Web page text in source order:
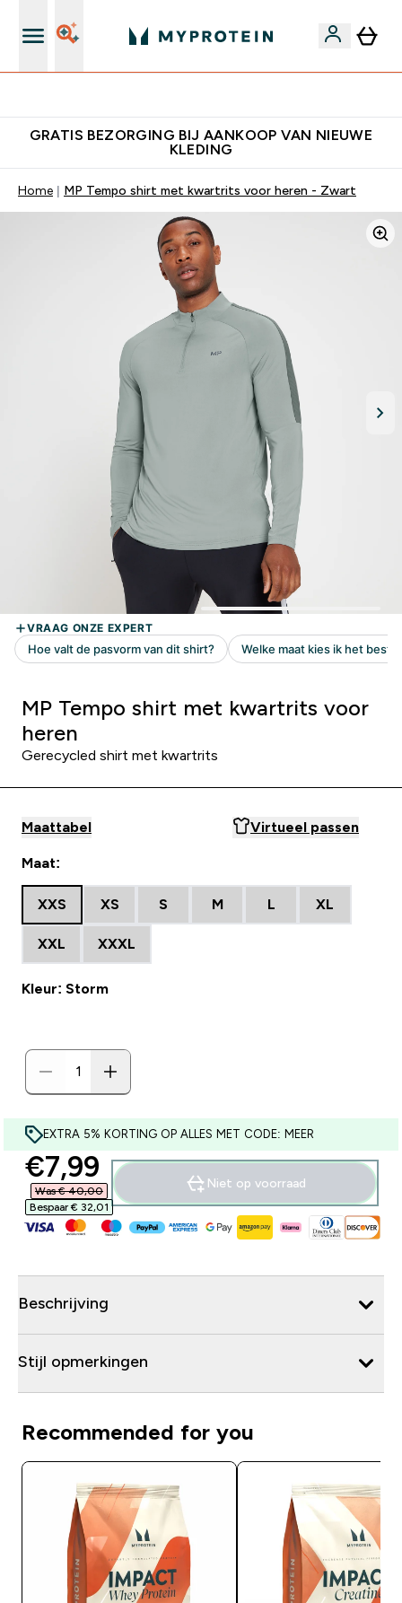
GRATIS BEZORGING BIJ AANKOOP VAN NIEUWE
KLEDING
Home MP Tempo shirt met kwartrits voor heren - Zwart
MP Tempo shirt met kwartrits voor
heren
Gerecycled shirt met kwartrits
Maattabel Virtueel passen
Maat:
XXS XS S M L XL
XXL XXXL
Kleur: Storm
EXTRA 5% KORTING OP ALLES MET CODE: MEER
discounted price
€7,99‎
Was € 40,00‎
Bespaar € 32,01‎
Niet op voorraad
Beschrijving
Stijl opmerkingen
Recommended for you